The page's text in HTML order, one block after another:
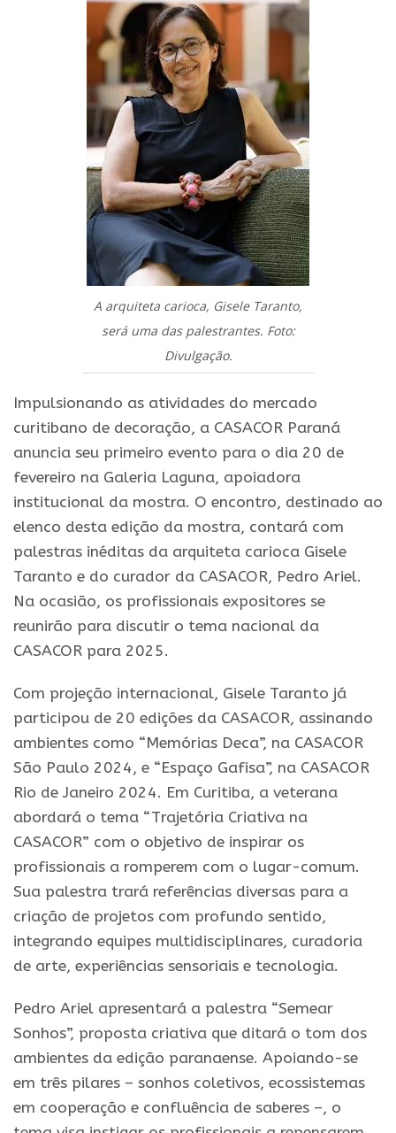
A arquiteta carioca, Gisele Taranto,
será uma das palestrantes. Foto:
Divulgação.
Impulsionando as atividades do mercado
curitibano de decoração, a CASACOR Paraná
anuncia seu primeiro evento para o dia 20 de
fevereiro na Galeria Laguna, apoiadora
institucional da mostra. O encontro, destinado ao
elenco desta edição da mostra, contará com
palestras inéditas da arquiteta carioca Gisele
Taranto e do curador da CASACOR, Pedro Ariel.
Na ocasião, os profissionais expositores se
reunirão para discutir o tema nacional da
CASACOR para 2025.
Com projeção internacional, Gisele Taranto já
participou de 20 edições da CASACOR, assinando
ambientes como “Memórias Deca”, na CASACOR
São Paulo 2024, e “Espaço Gafisa”, na CASACOR
Rio de Janeiro 2024. Em Curitiba, a veterana
abordará o tema “Trajetória Criativa na
CASACOR” com o objetivo de inspirar os
profissionais a romperem com o lugar-comum.
Sua palestra trará referências diversas para a
criação de projetos com profundo sentido,
integrando equipes multidisciplinares, curadoria
de arte, experiências sensoriais e tecnologia.
Pedro Ariel apresentará a palestra “Semear
Sonhos”, proposta criativa que ditará o tom dos
ambientes da edição paranaense. Apoiando-se
em três pilares – sonhos coletivos, ecossistemas
em cooperação e confluência de saberes –, o